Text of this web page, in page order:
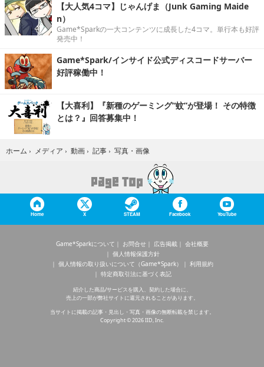
【大人気4コマ】じゃんげま（Junk Gaming Maide
n）
Game*Sparkの一大コンテンツに成長した4コマ。単行本も好評
発売中！
Game*Spark/インサイド公式ディスコードサーバー
好評稼働中！
【大喜利】『新種のゲーミング“蚊”が登場！ その特徴
とは？』回答募集中！
ホーム › メディア › 動画 › 記事 › 写真・画像
Home X STEAM Facebook YouTube
Game*Sparkについて お問合せ 広告掲載
会社概要
個人情報保護方針
個人情報の取り扱いについて（Game*Spark）
利用規約
特定商取引法に基づく表記
紹介した商品/サービスを購入、契約した場合に、
売上の一部が弊社サイトに還元されることがあります。
当サイトに掲載の記事・見出し・写真・画像の無断転載を禁じます。
Copyright © 2026 IID, Inc.